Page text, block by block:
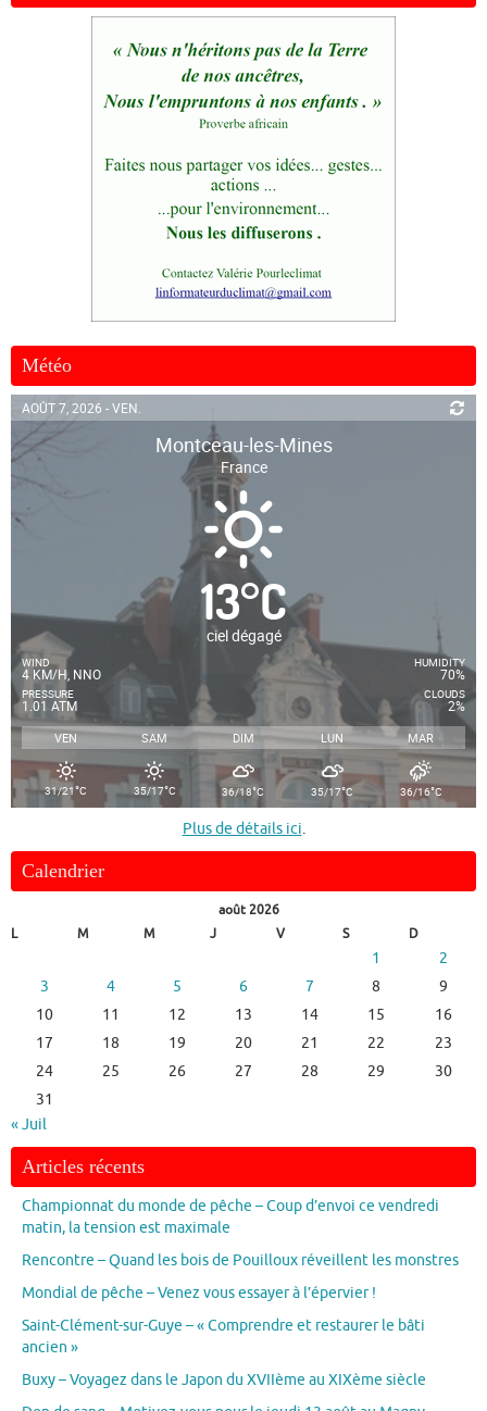
Météo
AOÛT 7, 2026 - VEN.
Montceau-les-Mines
France
13°C
ciel dégagé
WIND
4 KM/H, NNO
PRESSURE
1.01 ATM
HUMIDITY
70%
CLOUDS
2%
VEN SAM DIM LUN MAR
31/21°C 35/17°C 36/18°C 35/17°C 36/16°C
Plus de détails ici.
Calendrier
août 2026
L
M M J V S D
1
2
3
4 5 6 7 8
9
10
11 12 13 14 15
16
17
18 19 20 21 22
23
24
25 26 27 28 29
30
31
« Juil
Articles récents
Championnat du monde de pêche – Coup d’envoi ce vendredi
matin, la tension est maximale
Rencontre – Quand les bois de Pouilloux réveillent les monstres
Mondial de pêche – Venez vous essayer à l’épervier !
Saint-Clément-sur-Guye – « Comprendre et restaurer le bâti
ancien »
Buxy – Voyagez dans le Japon du XVIIème au XIXème siècle